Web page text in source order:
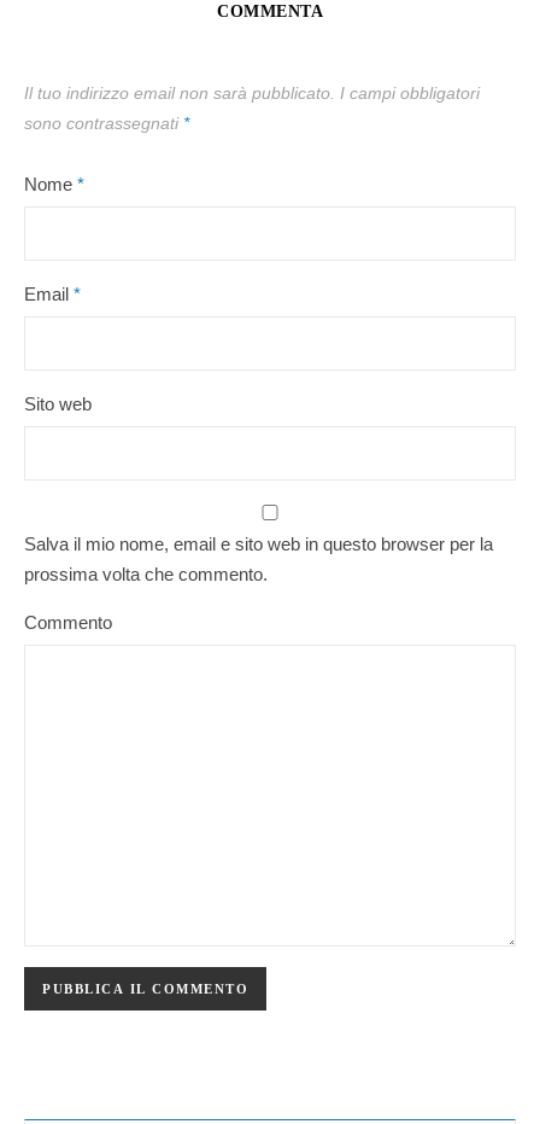
COMMENTA
Il tuo indirizzo email non sarà pubblicato. I campi obbligatori
sono contrassegnati *
Nome *
Email *
Sito web
Salva il mio nome, email e sito web in questo browser per la
prossima volta che commento.
Commento